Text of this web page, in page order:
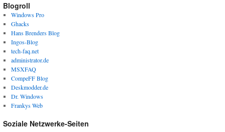
Blogroll
Windows Pro
Ghacks
Hans Brenders Blog
Ingos-Blog
tech-faq.net
administrator.de
MSXFAQ
CompeFF Blog
Deskmodder.de
Dr. Windows
Frankys Web
Soziale Netzwerke-Seiten